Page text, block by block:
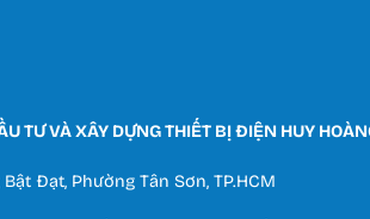
TƯ VÀ XÂY DỰNG THIẾT BỊ ĐIỆN HUY
Đạt, Phường Tân Sơn, TP.HCM